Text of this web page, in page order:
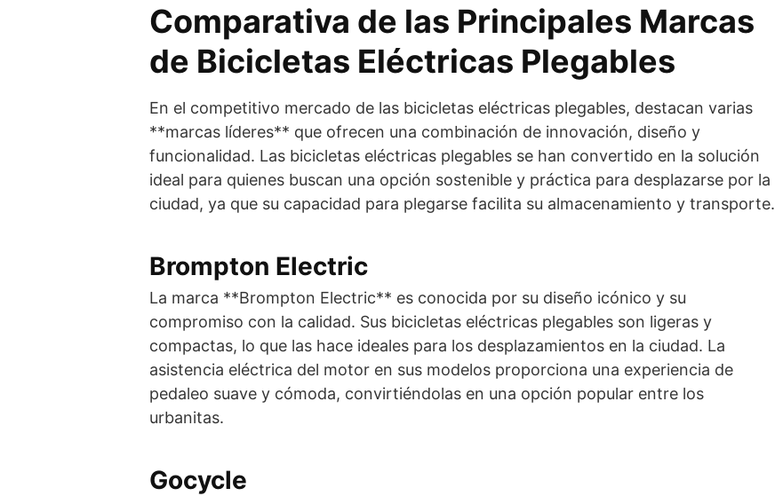
Comparativa de las Principales Marcas
de Bicicletas Eléctricas Plegables
En el competitivo mercado de las bicicletas eléctricas plegables, destacan varias
**marcas líderes** que ofrecen una combinación de innovación, diseño y
funcionalidad. Las bicicletas eléctricas plegables se han convertido en la solución
ideal para quienes buscan una opción sostenible y práctica para desplazarse por la
ciudad, ya que su capacidad para plegarse facilita su almacenamiento y transporte.
Brompton Electric
La marca **Brompton Electric** es conocida por su diseño icónico y su
compromiso con la calidad. Sus bicicletas eléctricas plegables son ligeras y
compactas, lo que las hace ideales para los desplazamientos en la ciudad. La
asistencia eléctrica del motor en sus modelos proporciona una experiencia de
pedaleo suave y cómoda, convirtiéndolas en una opción popular entre los
urbanitas.
Gocycle